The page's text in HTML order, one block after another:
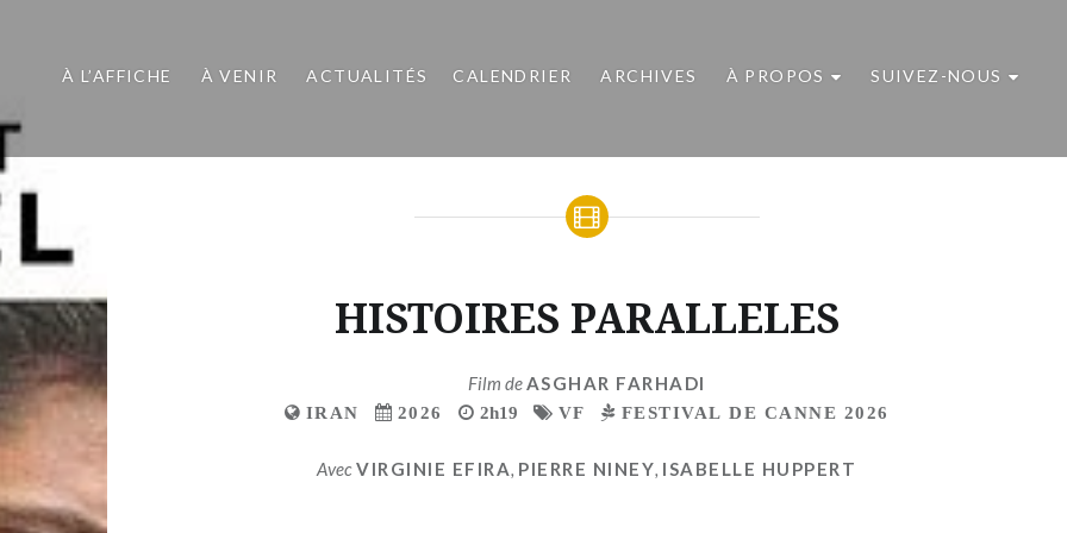
À L’AFFICHE À VENIR ACTUALITÉS CALENDRIER ARCHIVES À PROPOS SUIVEZ-NOUS
HISTOIRES PARALLELES
Film deASGHAR FARHADI
IRAN 2026 2h19 VF FESTIVAL DE CANNE 2026
AvecVIRGINIE EFIRA PIERRE NINEY ISABELLE HUPPERT